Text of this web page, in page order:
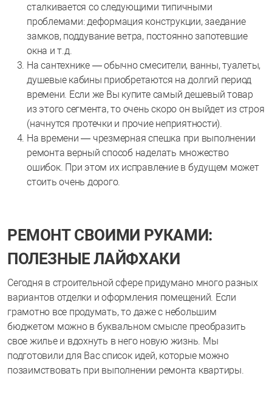
сталкивается со следующими типичными
проблемами: деформация конструкции, заедание
замков, поддувание ветра, постоянно запотевшие
окна и т.д.
На сантехнике — обычно смесители, ванны, туалеты,
душевые кабины приобретаются на долгий период
времени. Если же Вы купите самый дешевый товар
из этого сегмента, то очень скоро он выйдет из строя
(начнутся протечки и прочие неприятности).
На времени — чрезмерная спешка при выполнении
ремонта верный способ наделать множество
ошибок. При этом их исправление в будущем может
стоить очень дорого.
РЕМОНТ СВОИМИ РУКАМИ:
ПОЛЕЗНЫЕ ЛАЙФХАКИ
Сегодня в строительной сфере придумано много разных
вариантов отделки и оформления помещений. Если
грамотно все продумать, то даже с небольшим
бюджетом можно в буквальном смысле преобразить
свое жилье и вдохнуть в него новую жизнь. Мы
подготовили для Вас список идей, которые можно
позаимствовать при выполнении ремонта квартиры.